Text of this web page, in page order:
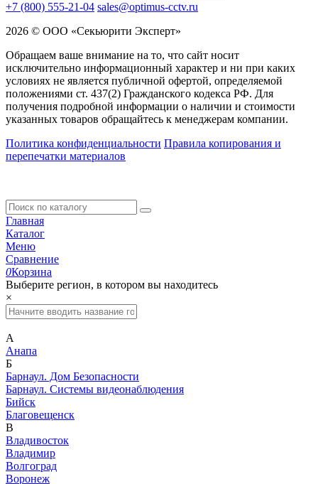
+7 (800) 555-21-04 sales@optimus-cctv.ru
2026 © ООО «Секьюрити Эксперт»
Обращаем ваше внимание на то, что сайт носит
исключительно информационный характер и ни при каких
условиях не является публичной офертой, определяемой
положениями ст. 437(2) Гражданского кодекса РФ. Для
получения подробной информации о наличии и стоимости
указанных товаров обращайтесь к менеджерам компании.
Политика конфиденциальности Правила копирования и
перепечатки материалов
Главная
Каталог
Меню
Сравнение
0Корзина
Выберите регион, в котором вы находитесь
×
А
Анапа
Б
Барнаул. Дом Безопасности
Барнаул. Системы видеонаблюдения
Бийск
Благовещенск
В
Владивосток
Владимир
Волгоград
Воронеж